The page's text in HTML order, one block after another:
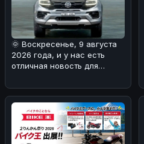
🌞 Воскресенье, 9 августа
2026 года, и у нас есть
отличная новость для
внедорожнико